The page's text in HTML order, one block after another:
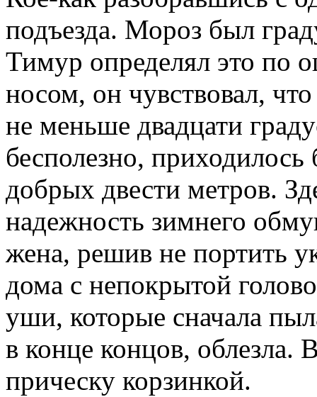
подъезда. Мороз был
Тимур определял это
носом, он чувствовал,
не меньше двадцати
бесполезно, приходилось
добрых двести метров.
надежность зимнего
жена, решив не портить
дома с непокрытой
уши, которые сначала
в конце концов, облезла.
прическу корзинкой.